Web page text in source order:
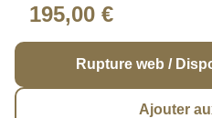
195,00 €
Rupture web /
Ajouter